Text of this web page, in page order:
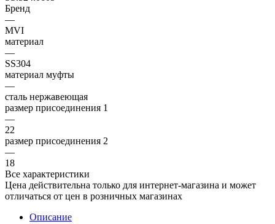
Бренд
—
MVI
материал
—
SS304
материал муфты
—
сталь нержавеющая
размер присоединения 1
—
22
размер присоединения 2
—
18
Все характеристики
Цена действительна только для интернет-магазина и может
отличаться от цен в розничных магазинах
Описание